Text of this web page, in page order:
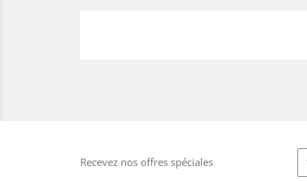
Recevez nos offres spéciales